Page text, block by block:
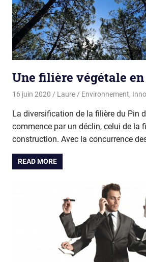
Une filière végétale
16 juin 2020 Laure Environnement,
La diversification de la filière du Pin
commence par un déclin, celui de la
construction. Avec la concurrence
READ MORE